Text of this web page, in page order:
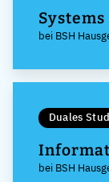
bei BSH
Duales
bei BSH